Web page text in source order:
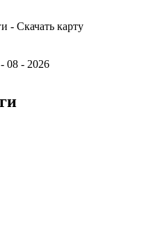
- Скачать карту
08 - 2026